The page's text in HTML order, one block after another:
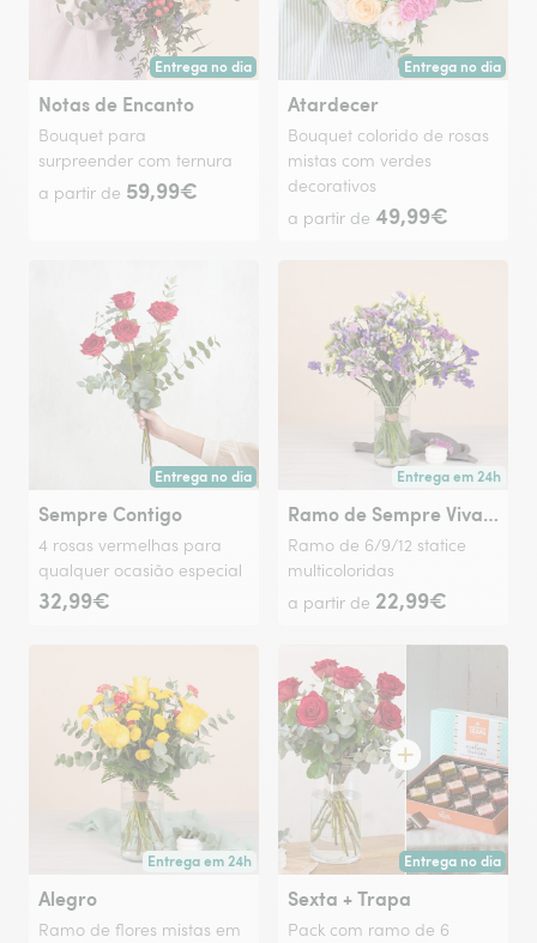
Entrega no dia
Entrega hoje ou na data à tua escolha.
Notas de Encanto
Bouquet para
surpreender com ternura
a partir de 59,99€
Entrega no dia
Entrega hoje ou na
Atardecer
Bouquet colorido de rosas
mistas com verdes
decorativos
a partir de 49,99€
Entrega no dia
Entrega hoje ou na data à tua escolha.
Sempre Contigo
4 rosas vermelhas para
qualquer ocasião especial
32,99€
Entrega em 24h
Entrega a partir de
Ramo de Sempre Vivas Multicolorido
Ramo de 6/9/12 statice
multicoloridas
a partir de 22,99€
Entrega em 24h
Entrega a partir de amanhã ou na data à tua escolha.
Alegro
Ramo de flores mistas em
Entrega no dia
Entrega hoje ou na
Sexta + Trapa
Pack com ramo de 6